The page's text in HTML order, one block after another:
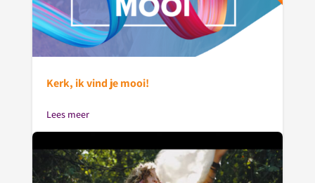
Kerk, ik vind je mooi!
Lees meer